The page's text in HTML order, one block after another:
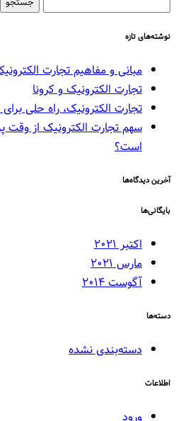
نوشته‌های تازه
مبانی و مفاهیم تجارت
تجارت الکترونیک و کرونا
تجارت الکترونیک، راه حلی
سهم تجارت الکترونیک از وقت
است؟‌
آخرین دیدگاه‌ها
بایگانی‌ها
اکتبر 2021
مارس 2021
آگوست 2014
دسته‌ها
دسته‌بندی نشده
اطلاعات
ورود